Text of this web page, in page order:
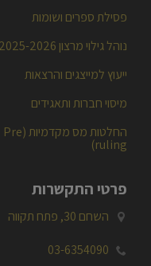
פסילת ספרים ושומות
נוהל גילוי מרצון 2025-2026
ייעוץ למייצגים והרצאות
מיסוי חברות ותאגידים
החלטות מס מקדמיות (Pre
ruling)
פרטי התקשרות
 השחם 30, פתח תקווה

03-6354090